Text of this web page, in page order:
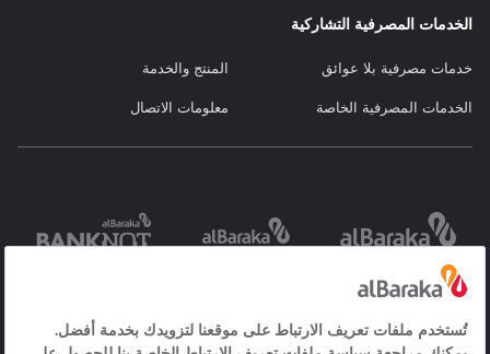
الخدمات المصرفية التشاركية
خدمات مصرفية بلا عوائق المنتج والخدمة
الخدمات المصرفية الخاصة معلومات الاتصال